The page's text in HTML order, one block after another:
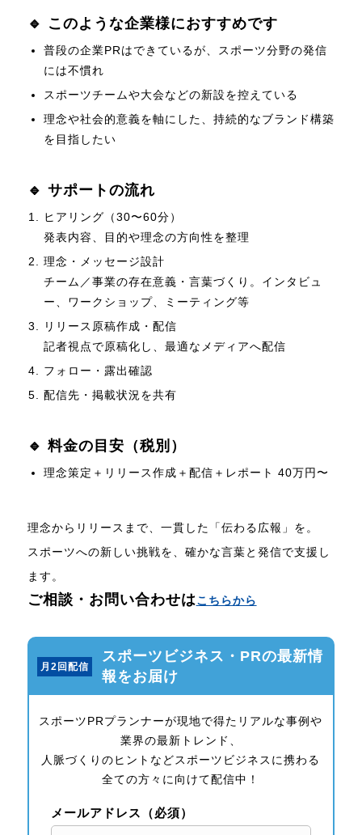
🔹 このような企業様におすすめです
普段の企業PRはできているが、スポーツ分野の発信
には不慣れ
スポーツチームや大会などの新設を控えている
理念や社会的意義を軸にした、持続的なブランド構築
を目指したい
🔹 サポートの流れ
ヒアリング（30〜60分）
発表内容、目的や理念の方向性を整理
理念・メッセージ設計
チーム／事業の存在意義・言葉づくり。インタビュ
ー、ワークショップ、ミーティング等
リリース原稿作成・配信
記者視点で原稿化し、最適なメディアへ配信
フォロー・露出確認
配信先・掲載状況を共有
🔹 料金の目安（税別）
理念策定＋リリース作成＋配信＋レポート 40万円〜
理念からリリースまで、一貫した「伝わる広報」を。
スポーツへの新しい挑戦を、確かな言葉と発信で支援し
ます。
ご相談・お問い合わせはこちらから
月2回配信
スポーツビジネス・PRの最新情
報をお届け
スポーツPRプランナーが現地で得たリアルな事例や
業界の最新トレンド、
人脈づくりのヒントなどスポーツビジネスに携わる
全ての方々に向けて配信中！
メールアドレス（必須）